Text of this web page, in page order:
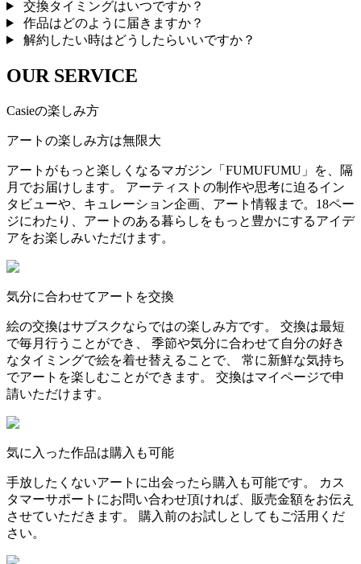
交換タイミングはいつですか？
作品はどのように届きますか？
解約したい時はどうしたらいいですか？
OUR SERVICE
Casieの楽しみ方
アートの楽しみ方は無限大
アートがもっと楽しくなるマガジン「FUMUFUMU」を、隔
月でお届けします。 アーティストの制作や思考に迫るイン
タビューや、キュレーション企画、アート情報まで。18ペー
ジにわたり、アートのある暮らしをもっと豊かにするアイデ
アをお楽しみいただけます。
気分に合わせてアートを交換
絵の交換はサブスクならではの楽しみ方です。 交換は最短
で毎月行うことができ、 季節や気分に合わせて自分の好き
なタイミングで絵を着せ替えることで、 常に新鮮な気持ち
でアートを楽しむことができます。 交換はマイページで申
請いただけます。
気に入った作品は購入も可能
手放したくないアートに出会ったら購入も可能です。 カス
タマーサポートにお問い合わせ頂ければ、販売金額をお伝え
させていただきます。 購入前のお試しとしてもご活用くだ
さい。